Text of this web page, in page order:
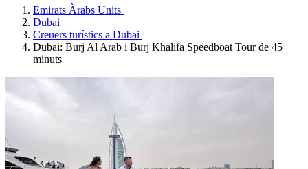
Emirats Àrabs Units
Dubai
Creuers turístics a Dubai
Dubai: Burj Al Arab i Burj Khalifa Speedboat Tour de 45
minuts